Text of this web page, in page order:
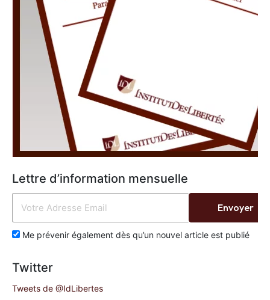
Lettre d’information mensuelle
Me prévenir également dès qu’un nouvel article est publié
Envoyer
Twitter
Tweets de @IdLibertes